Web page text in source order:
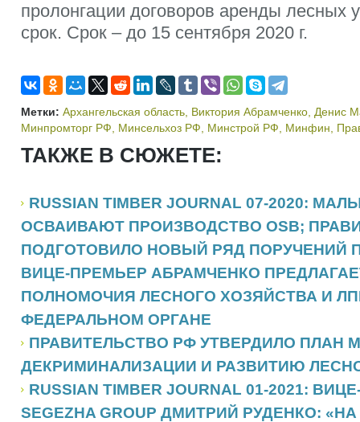
пролонгации договоров аренды лесных
срок. Срок – до 15 сентября 2020 г.
Метки: Архангельская область Виктория Абрамченко Денис
Минпромторг РФ
Минсельхоз РФ Минстрой РФ Минфин
ТАКЖЕ В СЮЖЕТЕ:
RUSSIAN TIMBER JOURNAL 07-2020:
ОСВАИВАЮТ ПРОИЗВОДСТВО OSB;
ПОДГОТОВИЛО НОВЫЙ РЯД ПОРУЧЕНИЙ
ВИЦЕ-ПРЕМЬЕР АБРАМЧЕНКО
ПОЛНОМОЧИЯ ЛЕСНОГО ХОЗЯЙСТВА И
ФЕДЕРАЛЬНОМ ОРГАНЕ
ПРАВИТЕЛЬСТВО РФ УТВЕРДИЛО ПЛАН
ДЕКРИМИНАЛИЗАЦИИ И РАЗВИТИЮ
RUSSIAN TIMBER JOURNAL 01-2021:
SEGEZHA GROUP ДМИТРИЙ РУДЕНКО: